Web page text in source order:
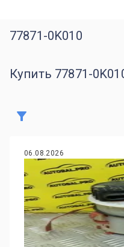
77871-0K010
Купить 77871-
06.08.2026